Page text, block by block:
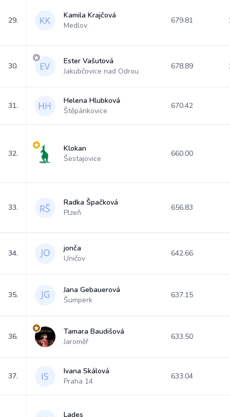
29.
Kamila Krajčová
Medlov
679.81
30.
Ester Vašutová
Jakubčovice nad Odrou
678.89
31.
Helena Hlubková
Štěpánkovice
670.42
32.
Klokan
Šestajovice
660.00
33.
Radka Špačková
Plzeň
656.83
34.
jonča
Uničov
642.66
35.
Jana Gebauerová
Šumperk
637.15
36.
Tamara Baudišová
Jaroměř
633.50
37.
Ivana Skálová
Praha 14
633.04
Lades